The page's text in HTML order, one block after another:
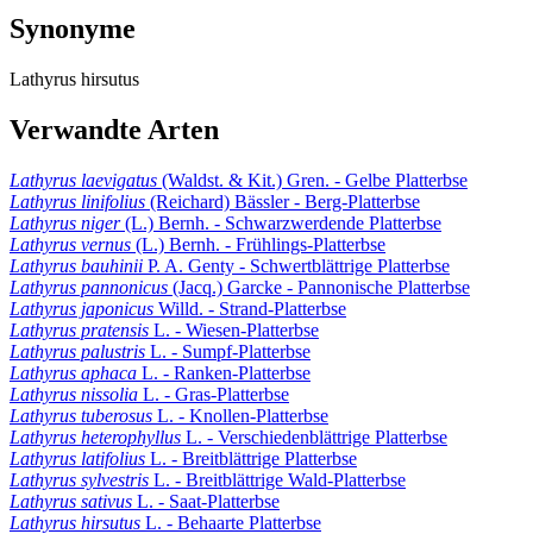
Synonyme
Lathyrus hirsutus
Verwandte Arten
Lathyrus laevigatus (Waldst. & Kit.) Gren. - Gelbe Platterbse
Lathyrus linifolius (Reichard) Bässler - Berg-Platterbse
Lathyrus niger(L.) Bernh. - Schwarzwerdende Platterbse
Lathyrus vernus (L.) Bernh. - Frühlings-Platterbse
Lathyrus bauhinii P. A. Genty - Schwertblättrige Platterbse
Lathyrus pannonicus (Jacq.) Garcke - Pannonische Platterbse
Lathyrus japonicus Willd. - Strand-Platterbse
Lathyrus pratensis L. - Wiesen-Platterbse
Lathyrus palustris L. - Sumpf-Platterbse
Lathyrus aphaca L. - Ranken-Platterbse
Lathyrus nissolia L. - Gras-Platterbse
Lathyrus tuberosus L. - Knollen-Platterbse
Lathyrus heterophyllus L. - Verschiedenblättrige Platterbse
Lathyrus latifolius L. - Breitblättrige Platterbse
Lathyrus sylvestris L. - Breitblättrige Wald-Platterbse
Lathyrus sativus L. - Saat-Platterbse
Lathyrus hirsutus L. - Behaarte Platterbse